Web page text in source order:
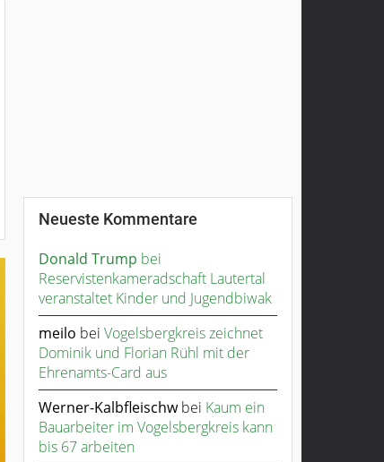
Neueste Kommentare
Donald Trump bei
Reservistenkameradschaft Lautertal
veranstaltet Kinder und Jugendbiwak
meilo bei Vogelsbergkreis zeichnet
Dominik und Florian Rühl mit der
Ehrenamts-Card aus
Werner-Kalbfleischwbei Kaum ein
Bauarbeiter im Vogelsbergkreis kann
bis 67 arbeiten